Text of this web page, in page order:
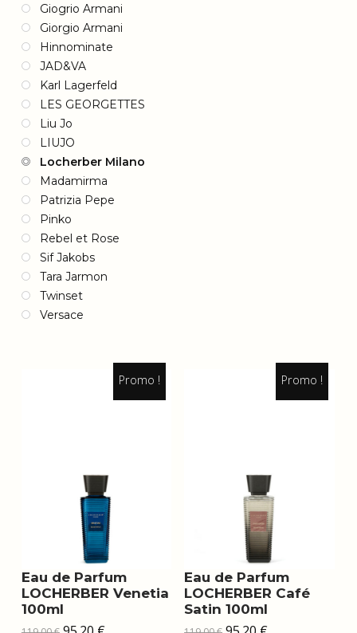
Giogrio Armani
Giorgio Armani
Hinnominate
JAD&VA
Karl Lagerfeld
LES GEORGETTES
Liu Jo
LIUJO
Locherber Milano
Madamirma
Patrizia Pepe
Pinko
Rebel et Rose
Sif Jakobs
Tara Jarmon
Twinset
Versace
Promo !
Eau de Parfum
LOCHERBER Venetia
100ml
Le Le
Promo !
Eau de Parfum
LOCHERBER Café
Satin 100ml
Le